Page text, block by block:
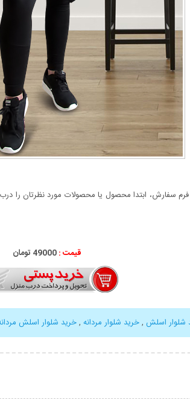
سفارش، ابتدا محصول یا محصولات مورد نظرتان را
قیمت :49000 تومان
شلوار اسلش ,خرید شلوار مردانه ,خرید شلوار اسلش